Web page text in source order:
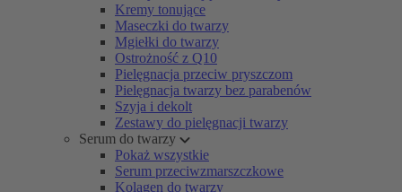
Kremy tonujące
Maseczki do twarzy
Mgiełki do twarzy
Ostrożność z Q10
Pielęgnacja przeciw pryszczom
Pielęgnacja twarzy bez parabenów
Szyja i dekolt
Zestawy do pielęgnacji twarzy
Serum do twarzy
Pokaż wszystkie
Serum przeciwzmarszczkowe
Kolagen do twarzy